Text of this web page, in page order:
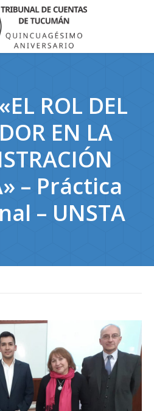
ROL DEL
EN LA
– Práctica
– UNSTA